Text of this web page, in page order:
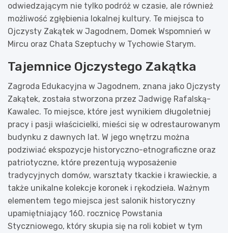
odwiedzającym nie tylko podróż w czasie, ale również
możliwość zgłębienia lokalnej kultury. Te miejsca to
Ojczysty Zakątek w Jagodnem, Domek Wspomnień w
Mircu oraz Chata Szeptuchy w Tychowie Starym.
Tajemnice Ojczystego Zakątka
Zagroda Edukacyjna w Jagodnem, znana jako Ojczysty
Zakątek, została stworzona przez Jadwigę Rafalską-
Kawalec. To miejsce, które jest wynikiem długoletniej
pracy i pasji właścicielki, mieści się w odrestaurowanym
budynku z dawnych lat. W jego wnętrzu można
podziwiać ekspozycje historyczno-etnograficzne oraz
patriotyczne, które prezentują wyposażenie
tradycyjnych domów, warsztaty tkackie i krawieckie, a
także unikalne kolekcje koronek i rękodzieła. Ważnym
elementem tego miejsca jest salonik historyczny
upamiętniający 160. rocznicę Powstania
Styczniowego, który skupia się na roli kobiet w tym